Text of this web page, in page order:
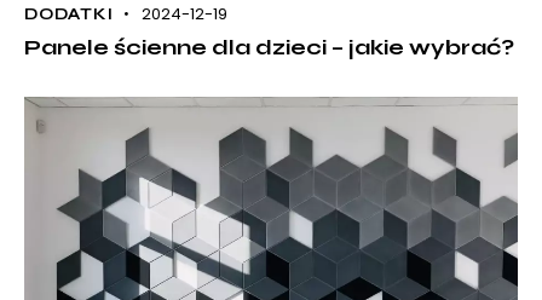
DODATKI 2024-12-19
Panele ścienne dla dzieci – jakie wybrać?